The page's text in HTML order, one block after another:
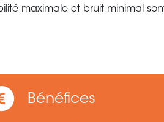
maximale et bruit minimal
Bénéfices